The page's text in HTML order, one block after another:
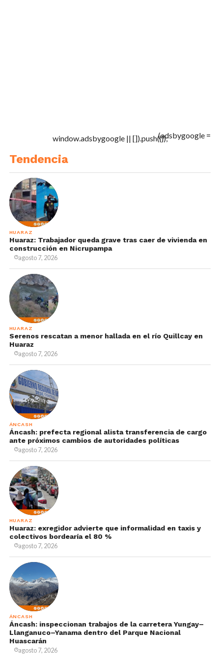
(adsbygoogle =
window.adsbygoogle || []).push({});
Tendencia
HUARAZ
Huaraz: Trabajador queda grave tras caer de vivienda en
construcción en Nicrupampa
agosto 7, 2026
HUARAZ
Serenos rescatan a menor hallada en el río Quillcay en
Huaraz
agosto 7, 2026
ÁNCASH
Áncash: prefecta regional alista transferencia de cargo
ante próximos cambios de autoridades políticas
agosto 7, 2026
HUARAZ
Huaraz: exregidor advierte que informalidad en taxis y
colectivos bordearía el 80 %
agosto 7, 2026
ÁNCASH
Áncash: inspeccionan trabajos de la carretera Yungay–
Llanganuco–Yanama dentro del Parque Nacional
Huascarán
agosto 7, 2026